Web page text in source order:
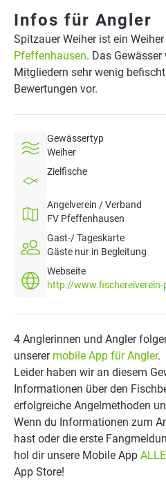
Infos für Angler
Spitzauer Weiher ist ein
Pfeffenhausen. Das
Mitgliedern sehr wenig
Bewertungen vor.
Gewässertyp
Weiher
Zielfische
Angelverein / Verband
FV Pfeffenhausen
Gast-/ Tageskarte
Gäste nur in Begleitung
Webseite
http://
4 Anglerinnen und Angler
unserer mobile App für Angler.
Leider haben wir an diesem
Informationen über den
erfolgreiche Angelmethoden
Wenn du Informationen zum
hast oder die erste
hol dir unsere Mobile App
App Store!